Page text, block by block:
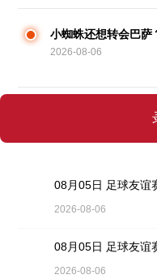
小蜘蛛还想转会巴萨
2026-08-06
08月05日 足球友谊
2026-08-06
08月05日 足球友谊
2026-08-06